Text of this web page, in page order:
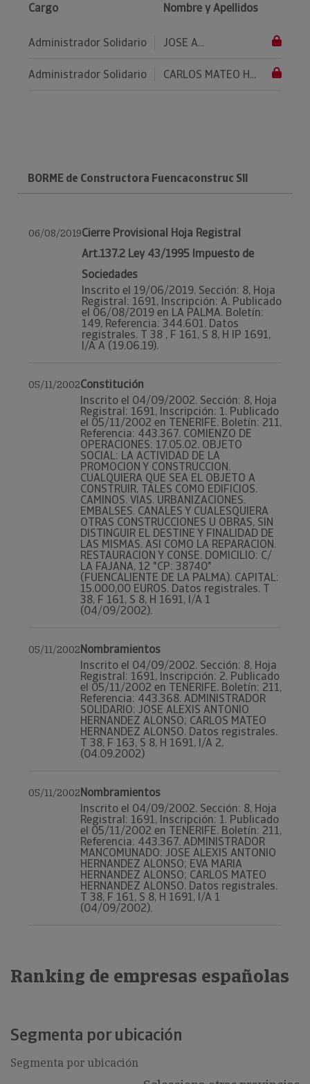
Cargo Nombre y Apellidos
Administrador Solidario JOSE A...
Administrador Solidario CARLOS MATEO H...
BORME de Constructora Fuencaconstruc Sll
06/08/2019Cierre Provisional Hoja Registral
Art.137.2 Ley 43/1995 Impuesto de
Sociedades
Inscrito el 19/06/2019. Sección: 8, Hoja
Registral: 1691, Inscripción: A. Publicado
el 06/08/2019 en LA PALMA. Boletín:
149, Referencia: 344.601. Datos
registrales. T 38 , F 161, S 8, H IP 1691,
I/A A (19.06.19).
05/11/2002Constitución
Inscrito el 04/09/2002. Sección: 8, Hoja
Registral: 1691, Inscripción: 1. Publicado
el 05/11/2002 en TENERIFE. Boletín: 211,
Referencia: 443.367. COMIENZO DE
OPERACIONES: 17.05.02. OBJETO
SOCIAL: LA ACTIVIDAD DE LA
PROMOCION Y CONSTRUCCION.
CUALQUIERA QUE SEA EL OBJETO A
CONSTRUIR, TALES COMO EDIFICIOS.
CAMINOS. VIAS. URBANIZACIONES.
EMBALSES. CANALES Y CUALESQUIERA
OTRAS CONSTRUCCIONES U OBRAS, SIN
DISTINGUIR EL DESTINE Y FINALIDAD DE
LAS MISMAS. ASI COMO LA REPARACION.
RESTAURACION Y CONSE. DOMICILIO: C/
LA FAJANA, 12 "CP: 38740"
(FUENCALIENTE DE LA PALMA). CAPITAL:
15.000,00 EUROS. Datos registrales. T
38, F 161, S 8, H 1691, I/A 1
(04/09/2002).
05/11/2002Nombramientos
Inscrito el 04/09/2002. Sección: 8, Hoja
Registral: 1691, Inscripción: 2. Publicado
el 05/11/2002 en TENERIFE. Boletín: 211,
Referencia: 443.368. ADMINISTRADOR
SOLIDARIO: JOSE ALEXIS ANTONIO
HERNANDEZ ALONSO; CARLOS MATEO
HERNANDEZ ALONSO. Datos registrales.
T 38, F 163, S 8, H 1691, I/A 2,
(04.09.2002)
05/11/2002Nombramientos
Inscrito el 04/09/2002. Sección: 8, Hoja
Registral: 1691, Inscripción: 1. Publicado
el 05/11/2002 en TENERIFE. Boletín: 211,
Referencia: 443.367. ADMINISTRADOR
MANCOMUNADO: JOSE ALEXIS ANTONIO
HERNANDEZ ALONSO; EVA MARIA
HERNANDEZ ALONSO; CARLOS MATEO
HERNANDEZ ALONSO. Datos registrales.
T 38, F 161, S 8, H 1691, I/A 1
(04/09/2002).
Ranking de empresas españolas
Segmenta por ubicación
Segmenta por ubicación